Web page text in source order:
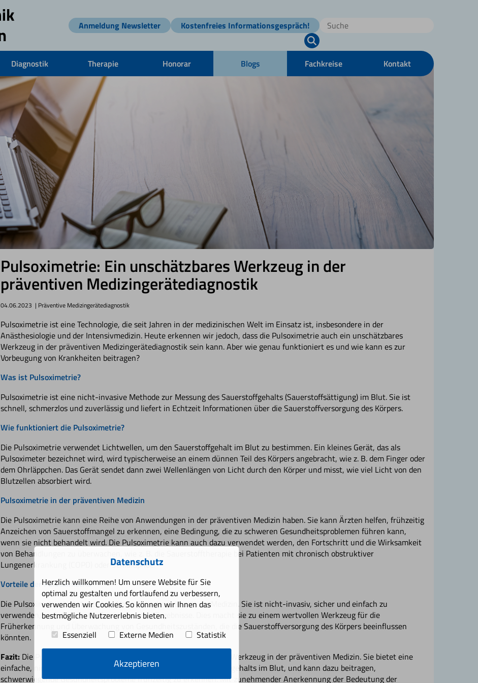
Anmeldung Newsletter Kostenfreies Informationsgespräch!
Diagnostik Therapie Honorar Blogs Fachkreise Kontakt
Pulsoximetrie: Ein unschätzbares Werkzeug in der
präventiven Medizingerätediagnostik
04.06.2023 | Präventive Medizingerätediagnostik
Pulsoximetrie ist eine Technologie, die seit Jahren in der medizinischen Welt im Einsatz ist, insbesondere in der
Anästhesiologie und der Intensivmedizin. Heute erkennen wir jedoch, dass die Pulsoximetrie auch ein unschätzbares
Werkzeug in der präventiven Medizingerätediagnostik sein kann. Aber wie genau funktioniert es und wie kann es zur
Vorbeugung von Krankheiten beitragen?
Was ist Pulsoximetrie?
Pulsoximetrie ist eine nicht-invasive Methode zur Messung des Sauerstoffgehalts (Sauerstoffsättigung) im Blut. Sie ist
schnell, schmerzlos und zuverlässig und liefert in Echtzeit Informationen über die Sauerstoffversorgung des Körpers.
Wie funktioniert die Pulsoximetrie?
Die Pulsoximetrie verwendet Lichtwellen, um den Sauerstoffgehalt im Blut zu bestimmen. Ein kleines Gerät, das als
Pulsoximeter bezeichnet wird, wird typischerweise an einem dünnen Teil des Körpers angebracht, wie z. B. dem Finger oder
dem Ohrläppchen. Das Gerät sendet dann zwei Wellenlängen von Licht durch den Körper und misst, wie viel Licht von den
Blutzellen absorbiert wird.
Pulsoximetrie in der präventiven Medizin
Die Pulsoximetrie kann eine Reihe von Anwendungen in der präventiven Medizin haben. Sie kann Ärzten helfen, frühzeitig
Anzeichen von Sauerstoffmangel zu erkennen, eine Bedingung, die zu schweren Gesundheitsproblemen führen kann,
wenn sie nicht behandelt wird. Die Pulsoximetrie kann auch dazu verwendet werden, den Fortschritt und die Wirksamkeit
von Behandlungen zu überwachen, wie z. B. die Sauerstofftherapie bei Patienten mit chronisch obstruktiver
Lungenerkrankung (COPD) oder Schlafapnoe.
Vorteile der Pulsoximetrie
Die Pulsoximetrie bietet mehrere Vorteile in der präventiven Medizin. Sie ist nicht-invasiv, sicher und einfach zu
verwenden, und sie liefert sofortige, genaue Ergebnisse. Dies macht sie zu einem wertvollen Werkzeug für die
Früherkennung und Überwachung von Gesundheitszuständen, die die Sauerstoffversorgung des Körpers beeinflussen
könnten.
Fazit: Die Pulsoximetrie ist ein kraftvolles, jedoch oft übersehenes Werkzeug in der präventiven Medizin. Sie bietet eine
einfache, nicht-invasive Methode zur Überwachung des Sauerstoffgehalts im Blut, und kann dazu beitragen,
schwerwiegende Gesundheitsprobleme frühzeitig zu erkennen. Mit zunehmender Anerkennung der Bedeutung der
Datenschutz
Herzlich willkommen! Um unsere Website für Sie
optimal zu gestalten und fortlaufend zu verbessern,
verwenden wir Cookies. So können wir Ihnen das
bestmögliche Nutzererlebnis bieten.
Essenziell
Externe Medien Statistik
Akzeptieren